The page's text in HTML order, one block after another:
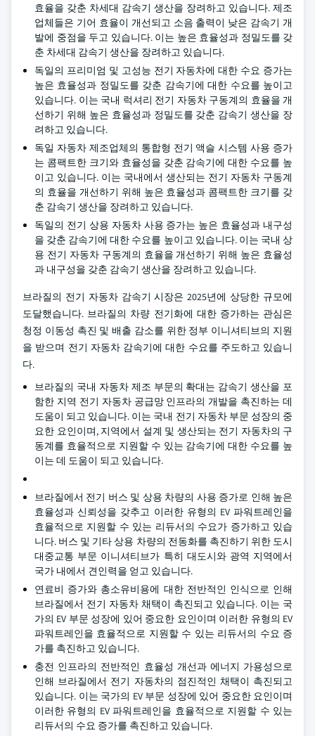
효율을 갖춘 차세대 감속기 생산을 장려하고 있습니다. 제조
업체들은 기어 효율이 개선되고 소음 출력이 낮은 감속기 개
발에 중점을 두고 있습니다. 이는 높은 효율성과 정밀도를 갖
춘 차세대 감속기 생산을 장려하고 있습니다.
독일의 프리미엄 및 고성능 전기 자동차에 대한 수요 증가는
높은 효율성과 정밀도를 갖춘 감속기에 대한 수요를 높이고
있습니다. 이는 국내 럭셔리 전기 자동차 구동계의 효율을 개
선하기 위해 높은 효율성과 정밀도를 갖춘 감속기 생산을 장
려하고 있습니다.
독일 자동차 제조업체의 통합형 전기 액슬 시스템 사용 증가
는 콤팩트한 크기와 효율성을 갖춘 감속기에 대한 수요를 높
이고 있습니다. 이는 국내에서 생산되는 전기 자동차 구동계
의 효율을 개선하기 위해 높은 효율성과 콤팩트한 크기를 갖
춘 감속기 생산을 장려하고 있습니다.
독일의 전기 상용 자동차 사용 증가는 높은 효율성과 내구성
을 갖춘 감속기에 대한 수요를 높이고 있습니다. 이는 국내 상
용 전기 자동차 구동계의 효율을 개선하기 위해 높은 효율성
과 내구성을 갖춘 감속기 생산을 장려하고 있습니다.
브라질의 전기 자동차 감속기 시장은 2025년에 상당한 규모에
도달했습니다. 브라질의 차량 전기화에 대한 증가하는 관심은
청정 이동성 촉진 및 배출 감소를 위한 정부 이니셔티브의 지원
을 받으며 전기 자동차 감속기에 대한 수요를 주도하고 있습니
다.
브라질의 국내 자동차 제조 부문의 확대는 감속기 생산을 포
함한 지역 전기 자동차 공급망 인프라의 개발을 촉진하는 데
도움이 되고 있습니다. 이는 국내 전기 자동차 부문 성장의 중
요한 요인이며, 지역에서 설계 및 생산되는 전기 자동차의 구
동계를 효율적으로 지원할 수 있는 감속기에 대한 수요를 높
이는 데 도움이 되고 있습니다.
브라질에서 전기 버스 및 상용 차량의 사용 증가로 인해 높은
효율성과 신뢰성을 갖추고 이러한 유형의 EV 파워트레인을
효율적으로 지원할 수 있는 리듀서의 수요가 증가하고 있습
니다. 버스 및 기타 상용 차량의 전동화를 촉진하기 위한 도시
대중교통 부문 이니셔티브가 특히 대도시와 광역 지역에서
국가 내에서 견인력을 얻고 있습니다.
연료비 증가와 총소유비용에 대한 전반적인 인식으로 인해
브라질에서 전기 자동차 채택이 촉진되고 있습니다. 이는 국
가의 EV 부문 성장에 있어 중요한 요인이며 이러한 유형의 EV
파워트레인을 효율적으로 지원할 수 있는 리듀서의 수요 증
가를 촉진하고 있습니다.
충전 인프라의 전반적인 효율성 개선과 에너지 가용성으로
인해 브라질에서 전기 자동차의 점진적인 채택이 촉진되고
있습니다. 이는 국가의 EV 부문 성장에 있어 중요한 요인이며
이러한 유형의 EV 파워트레인을 효율적으로 지원할 수 있는
리듀서의 수요 증가를 촉진하고 있습니다.